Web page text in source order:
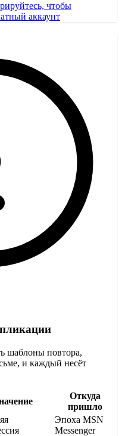
чтобы
аккаунт
шаблоны повтора,
и каждый несёт
Откуда
пришло
Эпоха MSN
Messenger